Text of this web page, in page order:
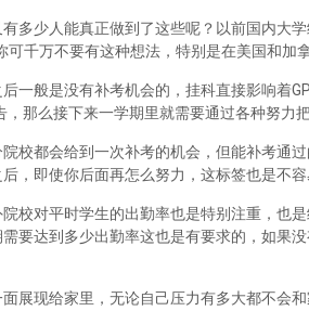
多少人能真正做到了这些呢？以前国内大
千万不要有这种想法，特别是在美国和加拿
一般是没有补考机会的，挂科直接影响着
那么接下来一学期里就需要通过各种努力
校都会给到一次补考的机会，但能补考通
，即使你后面再怎么努力，这标签也是不容
校对平时学生的出勤率也是特别注重，也
要达到多少出勤率这也是有要求的，如果
展现给家里，无论自己压力有多大都不会